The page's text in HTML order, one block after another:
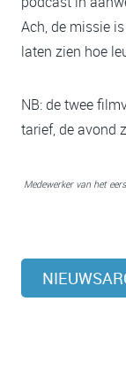
Ach, de missie
laten zien hoe
NB: de twee
tarief, de avond
Medewerker van het